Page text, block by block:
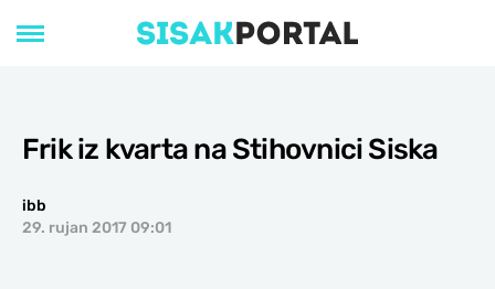
Frik iz kvarta na Stihovnici Siska
ibb
29. rujan 2017 09:01